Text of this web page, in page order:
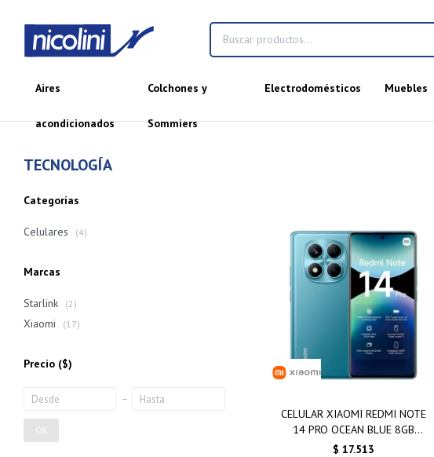
Aires
acondicionados
Colchones y
Sommiers
Electrodomésticos Muebles
TECNOLOGÍA
CELULAR XIAOMI REDMI NOTE
14 PRO OCEAN BLUE 8GB
256GB
$ 17.513
Categorías
Celulares (4)
Marcas
Starlink (2)
Xiaomi (17)
Precio ($)
OK